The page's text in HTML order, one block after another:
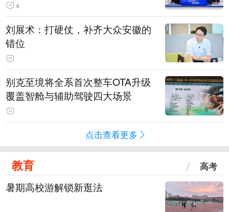
4
刘展术：打硬仗，补齐大众安徽的
错位
别克至境将全系首次整车OTA升级
覆盖智舱与辅助驾驶四大场景
点击查看更多
教育 高考
暑期高校游解锁新逛法